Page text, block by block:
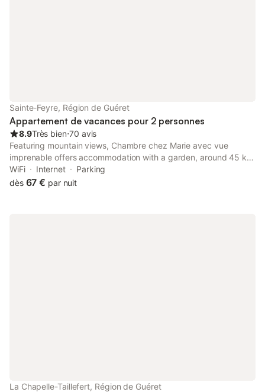
Sainte-Feyre, Région de Guéret
Appartement de vacances pour 2 personnes
8.9Très bien⋅70 avis
Featuring mountain views, Chambre chez Marie avec vue
imprenable offers accommodation with a garden, around 45 km
from Dryades Golf. This property offers access to a terrace, free
private parking and free WiFi.
WiFi Internet
Parking
dès 67 € par nuit
La Chapelle-Taillefert, Région de Guéret